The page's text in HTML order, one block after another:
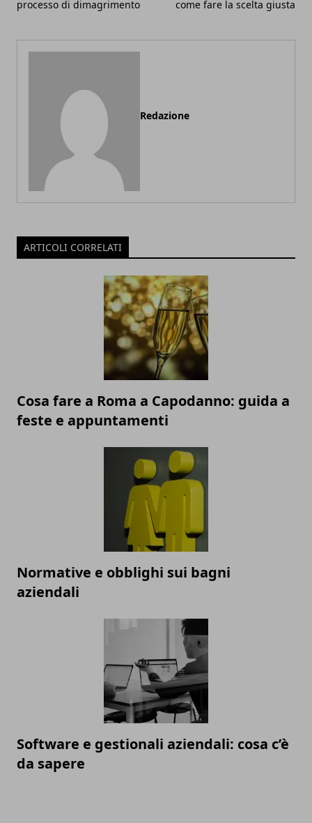
processo di dimagrimento
come fare la scelta giusta
Redazione
ARTICOLI CORRELATI
Cosa fare a Roma a Capodanno: guida a
feste e appuntamenti
Normative e obblighi sui bagni
aziendali
Software e gestionali aziendali: cosa c’è
da sapere